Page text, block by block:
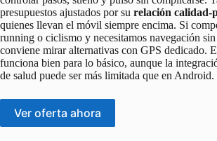
presupuestos ajustados por su relación calidad-
quienes llevan el móvil siempre encima. Si
running o ciclismo y necesitamos navegación
conviene mirar alternativas con GPS dedicado.
funciona bien para lo básico, aunque la
de salud puede ser más limitada que en Android.
Ver oferta ahora